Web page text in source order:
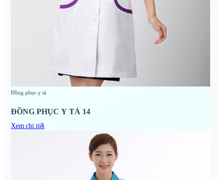
Đồng phục y tá
ĐỒNG PHỤC Y TÁ 14
Xem chi tiết